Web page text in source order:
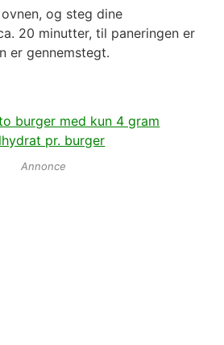
og steg dine
20 minutter, til paneringen er
er gennemstegt.
burger med kun 4 gram
pr. burger
Annonce